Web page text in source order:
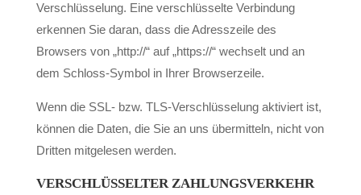
Verschlüsselung. Eine verschlüsselte Verbindung
erkennen Sie daran, dass die Adresszeile des
Browsers von „http://“ auf „https://“ wechselt und an
dem Schloss-Symbol in Ihrer Browserzeile.
Wenn die SSL- bzw. TLS-Verschlüsselung aktiviert ist,
können die Daten, die Sie an uns übermitteln, nicht von
Dritten mitgelesen werden.
VERSCHLÜSSELTER ZAHLUNGSVERKEHR